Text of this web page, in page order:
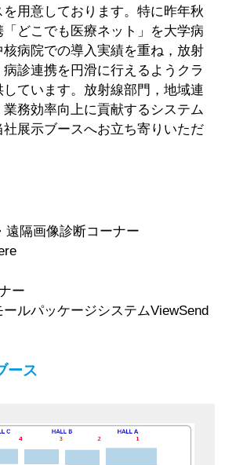
用意しております。特に昨年秋
どこでも医療ネット」を大学病
病院での導入実績を重ね，放射
診連携を円滑に行えるようクラ
ています。放射線部門，地域連
務効率向上に貢献するシステム
展示ブースへお立ち寄りいただ
遠隔画像診断コーナー
ー
ルパッケージシステムViewSend
ース